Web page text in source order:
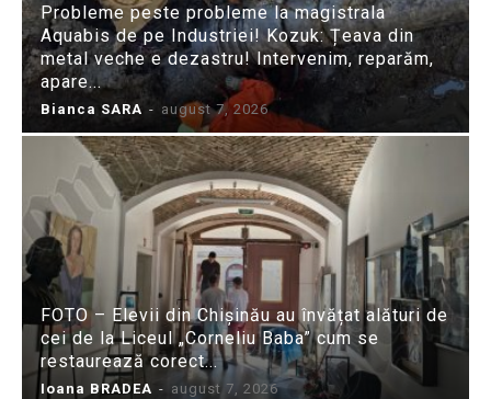
Probleme peste probleme la magistrala
Aquabis de pe Industriei! Kozuk: Țeava din
metal veche e dezastru! Intervenim, reparăm,
apare...
Bianca SARA - august 7, 2026
FOTO – Elevii din Chișinău au învățat alături de
cei de la Liceul „Corneliu Baba” cum se
restaurează corect...
Ioana BRADEA - august 7, 2026